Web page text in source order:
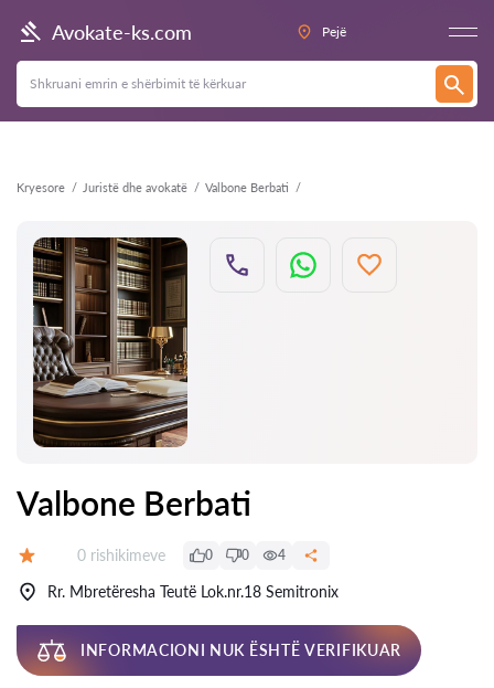
Avokate-ks.com Pejë
Kryesore Juristë dhe avokatë Valbone Berbati
Kthehu
Valbone Berbati
Rishikime:
0 rishikimeve 0 0 4
Rr. Mbretëresha Teutë Lok.nr.18 Semitronix
INFORMACIONI NUK ËSHTË VERIFIKUAR